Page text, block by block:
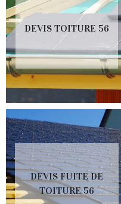
DEVIS TOITURE 56
DEVIS FUITE DE
TOITURE 56